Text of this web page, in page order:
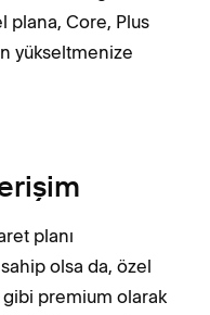
plana, Core, Plus
yükseltmenize
planı
olsa da, özel
premium olarak